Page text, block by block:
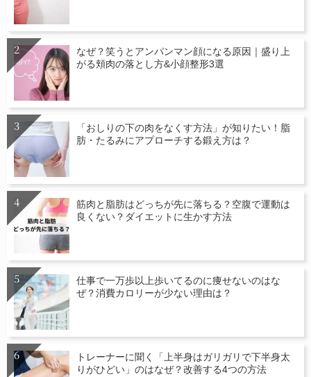
なぜ？笑うとアンパンマン顔になる原因｜盛り上
がる頬肉の落とし方&小顔整形3選
「おしりの下の肉をなくす方法」が知りたい！脂
肪・たるみにアプローチする鍛え方は？
筋肉と脂肪はどっちが先に落ちる？空腹で運動は
良くない？ダイエットに生かす方法
仕事で一万歩以上歩いてるのに痩せないのはな
ぜ？消費カロリーが少ない理由は？
トレーナーに聞く「上半身はガリガリで下半身太
りがひどい」のはなぜ？改善する4つの方法